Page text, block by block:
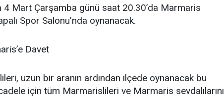
4 Mart Çarşamba günü saat 20.30’da Marmaris
Spor Salonu’nda oynanacak.
Davet
uzun bir aranın ardından ilçede oynanacak bu
için tüm Marmarislileri ve Marmaris sevdalılarını